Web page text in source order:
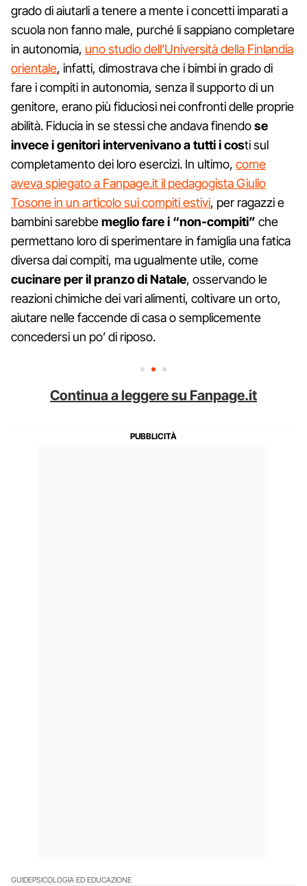
grado di aiutarli a tenere a mente i concetti imparati a
scuola non fanno male, purché li sappiano completare
in autonomia, uno studio dell’Università della Finlandia
orientale, infatti, dimostrava che i bimbi in grado di
fare i compiti in autonomia, senza il supporto di un
genitore, erano più fiduciosi nei confronti delle proprie
abilità. Fiducia in se stessi che andava finendose
invece i genitori intervenivano a tutti i costi sul
completamento dei loro esercizi. In ultimo, come
aveva spiegato a Fanpage.it il pedagogista Giulio
Tosone in un articolo sui compiti estivi, per ragazzi e
bambini sarebbemeglio fare i “non-compiti” che
permettano loro di sperimentare in famiglia una fatica
diversa dai compiti, ma ugualmente utile, come
cucinare per il pranzo di Natale, osservando le
reazioni chimiche dei vari alimenti, coltivare un orto,
aiutare nelle faccende di casa o semplicemente
concedersi un po’ di riposo.
Continua a leggere su Fanpage.it
GUIDEPSICOLOGIA ED EDUCAZIONE